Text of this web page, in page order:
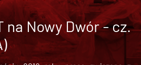
na Nowy Dwór - cz.